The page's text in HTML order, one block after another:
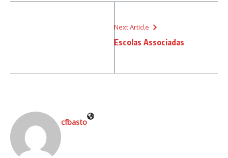
Next Article
Escolas Associadas
cfbasto